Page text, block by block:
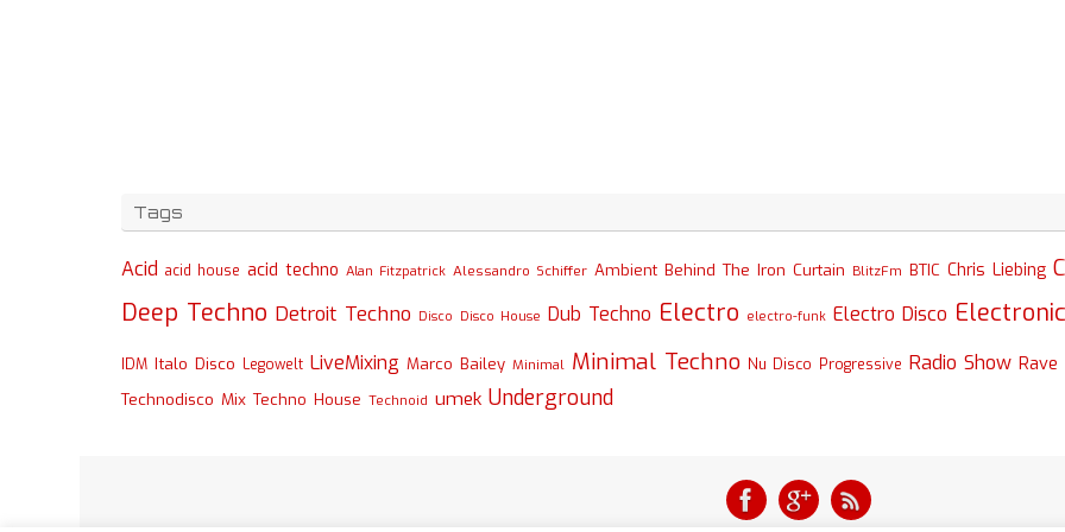
Tags
Acid acid house acid techno Alan Fitzpatrick Alessandro Schiffer Ambient Behind The Iron Curtain BlitzFm BTIC Chris Liebing
Deep Techno Detroit Techno Disco Disco House Dub Techno Electro electro-funk Electro Disco Electronic
IDM Italo Disco Legowelt LiveMixing Marco Bailey Minimal Minimal Techno Nu Disco Progressive Radio Show Rave
Technodisco Mix Techno House Technoid umek Underground